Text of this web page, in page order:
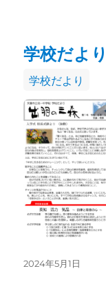
学校だよ
カ
テ
ゴ
リ
ー
学校だより
投
2024年5月1日